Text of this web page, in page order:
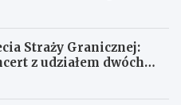
Straży Granicznej:
z udziałem dwóch